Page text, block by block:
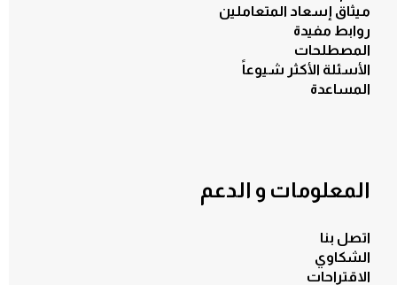
ميثاق إسعاد المتعاملين
روابط مفيدة
المصطلحات
الأسئلة الأكثر شيوعاً
المساعدة
المعلومات و الدعم
اتصل بنا
الشكاوي
الاقتراحات